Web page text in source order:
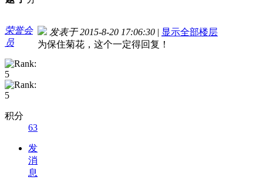
荣誉会
员
积分
63
发
消
息
发表于 2015-8-20 17:06:30 | 显示全部楼层
为保住菊花，这个一定得回复！